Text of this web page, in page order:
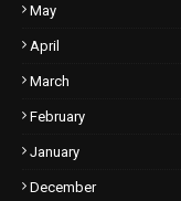
May
April
March
February
January
December